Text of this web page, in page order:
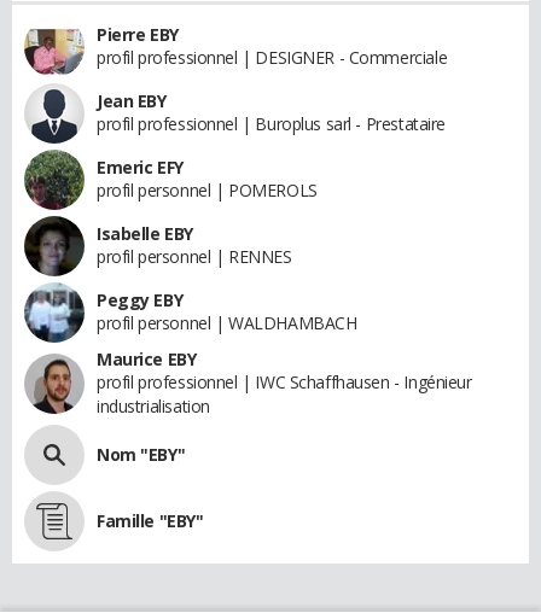
Pierre EBY
profil professionnel | DESIGNER - Commerciale
Jean EBY
profil professionnel | Buroplus sarl - Prestataire
Emeric EFY
profil personnel | POMEROLS
Isabelle EBY
profil personnel | RENNES
Peggy EBY
profil personnel | WALDHAMBACH
Maurice EBY
profil professionnel | IWC Schaffhausen - Ingénieur
industrialisation
Nom "EBY"
Famille "EBY"